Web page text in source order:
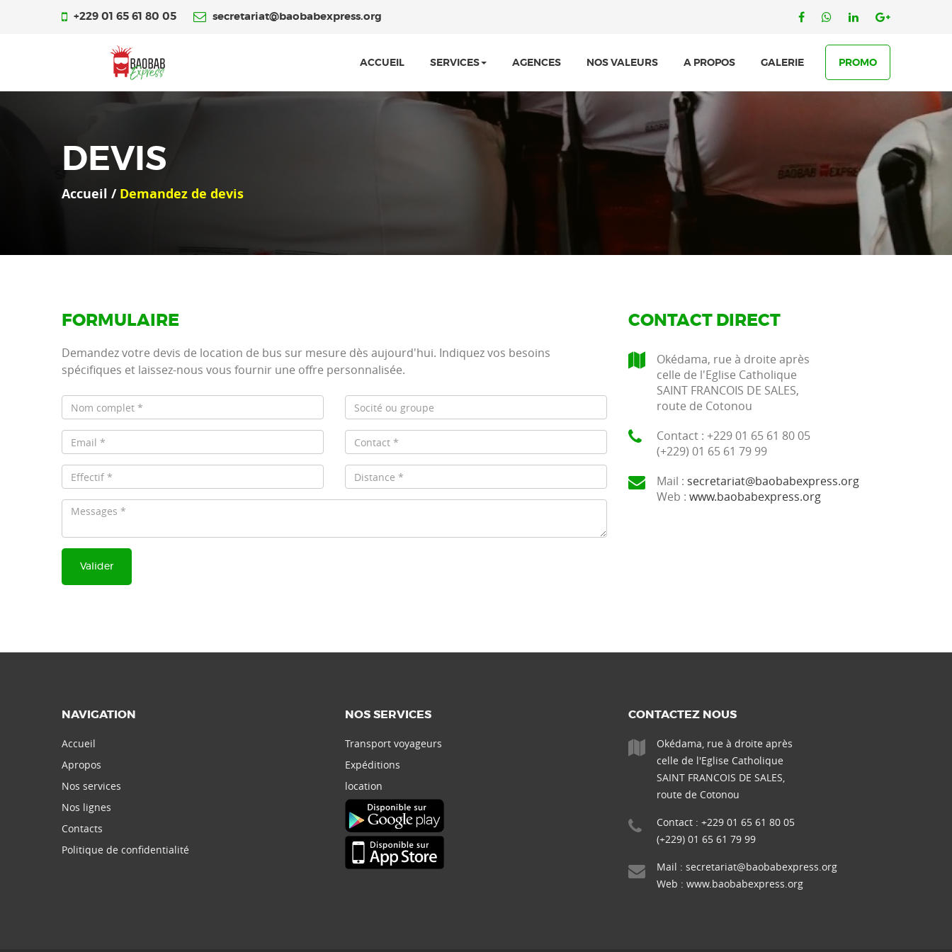
+229 01 65 61 80 05 secretariat@baobabexpress.org
ACCUEIL SERVICES AGENCES NOS VALEURS A PROPOS GALERIE PROMO
DEVIS
Accueil / Demandez de devis
FORMULAIRE
Demandez votre devis de location de bus sur mesure dès aujourd'hui. Indiquez vos besoins
spécifiques et laissez-nous vous fournir une offre personnalisée.
Valider
CONTACT DIRECT
Okédama, rue à droite après
celle de l'Eglise Catholique
SAINT FRANCOIS DE SALES,
route de Cotonou
Contact : +229 01 65 61 80 05
(+229) 01 65 61 79 99
Mail : secretariat@baobabexpress.org
Web : www.baobabexpress.org
NAVIGATION
Accueil
Apropos
Nos services
Nos lignes
Contacts
Politique de confidentialité
NOS SERVICES
Transport voyageurs
Expéditions
location
CONTACTEZ NOUS
Okédama, rue à droite après
celle de l'Eglise Catholique
SAINT FRANCOIS DE SALES,
route de Cotonou
Contact : +229 01 65 61 80 05
(+229) 01 65 61 79 99
Mail : secretariat@baobabexpress.org
Web : www.baobabexpress.org